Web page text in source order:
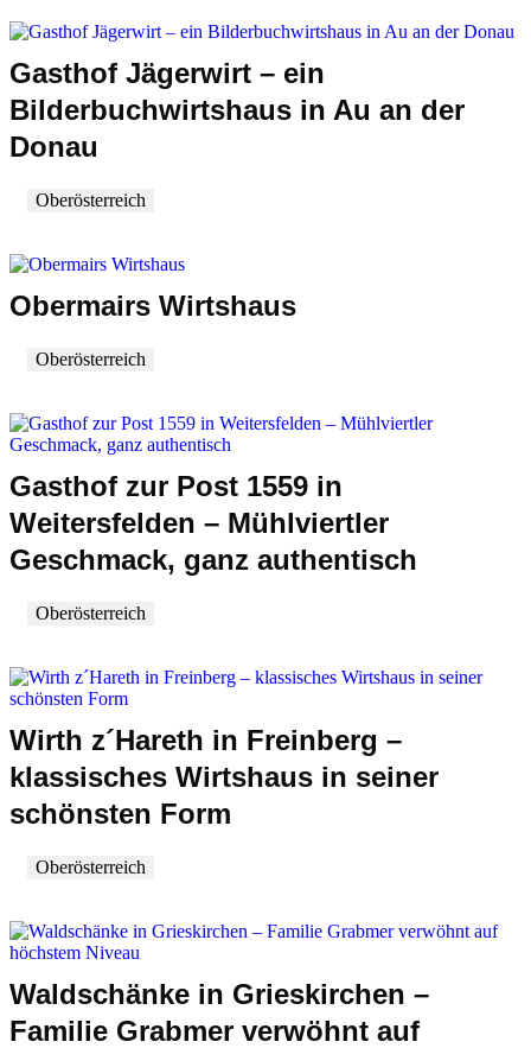
Gasthof Jägerwirt – ein
Bilderbuchwirtshaus in Au an der
Donau
Oberösterreich
Obermairs Wirtshaus
Oberösterreich
Gasthof zur Post 1559 in
Weitersfelden – Mühlviertler
Geschmack, ganz authentisch
Oberösterreich
Wirth z´Hareth in Freinberg –
klassisches Wirtshaus in seiner
schönsten Form
Oberösterreich
Waldschänke in Grieskirchen –
Familie Grabmer verwöhnt auf